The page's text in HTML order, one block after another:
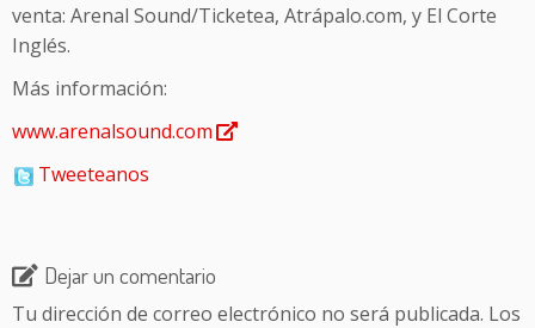
venta: Arenal Sound/Ticketea, Atrápalo.com, y El Corte
Inglés.
Más información:
www.arenalsound.com
Tweeteanos
Dejar un comentario
Tu dirección de correo electrónico no será publicada. Los